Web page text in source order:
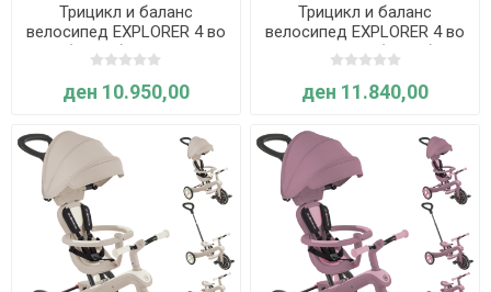
Трицикл и баланс
велосипед EXPLORER 4 во
1 (Црвен) - Globber
ден 10.950,00
Трицикл и баланс
велосипед EXPLORER 4 во
1 ECOLOGIC (Зелен) -
Globber
ден 11.840,00